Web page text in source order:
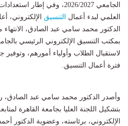
الجامعي 2026/2027، وفي إطار
العلمي لبدء أعمال
التنسيق الإلكتروني،
الدكتور محمد سامي عبد الصادق، الانتهاء
بمكتب التنسيق الإلكتروني الرئيسي
لاستقبال الطلاب وأولياء أمورهم،
فترة أعمال التنسيق.
وأصدر الدكتور محمد سامي عبد الصادق،
بتشكيل اللجنة العليا بجامعة القاهرة
الإلكتروني، برئاسته، وعضوية الدكتور